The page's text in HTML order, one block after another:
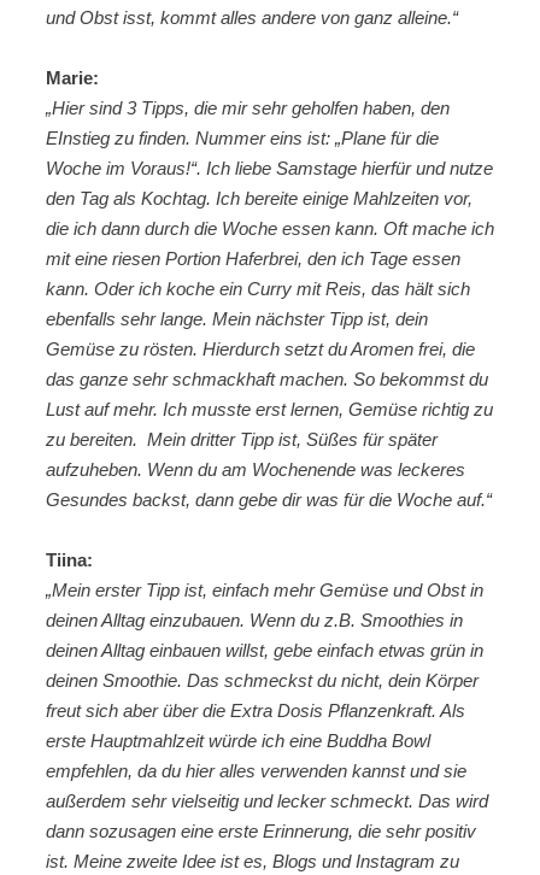
und Obst isst, kommt alles andere von ganz alleine.“
Marie:
„Hier sind 3 Tipps, die mir sehr geholfen haben, den
EInstieg zu finden. Nummer eins ist: „Plane für die
Woche im Voraus!“. Ich liebe Samstage hierfür und nutze
den Tag als Kochtag. Ich bereite einige Mahlzeiten vor,
die ich dann durch die Woche essen kann. Oft mache ich
mit eine riesen Portion Haferbrei, den ich Tage essen
kann. Oder ich koche ein Curry mit Reis, das hält sich
ebenfalls sehr lange. Mein nächster Tipp ist, dein
Gemüse zu rösten. Hierdurch setzt du Aromen frei, die
das ganze sehr schmackhaft machen. So bekommst du
Lust auf mehr. Ich musste erst lernen, Gemüse richtig zu
zu bereiten. Mein dritter Tipp ist, Süßes für später
aufzuheben. Wenn du am Wochenende was leckeres
Gesundes backst, dann gebe dir was für die Woche auf.“
Tiina:
„Mein erster Tipp ist, einfach mehr Gemüse und Obst in
deinen Alltag einzubauen. Wenn du z.B. Smoothies in
deinen Alltag einbauen willst, gebe einfach etwas grün in
deinen Smoothie. Das schmeckst du nicht, dein Körper
freut sich aber über die Extra Dosis Pflanzenkraft. Als
erste Hauptmahlzeit würde ich eine Buddha Bowl
empfehlen, da du hier alles verwenden kannst und sie
außerdem sehr vielseitig und lecker schmeckt. Das wird
dann sozusagen eine erste Erinnerung, die sehr positiv
ist. Meine zweite Idee ist es, Blogs und Instagram zu